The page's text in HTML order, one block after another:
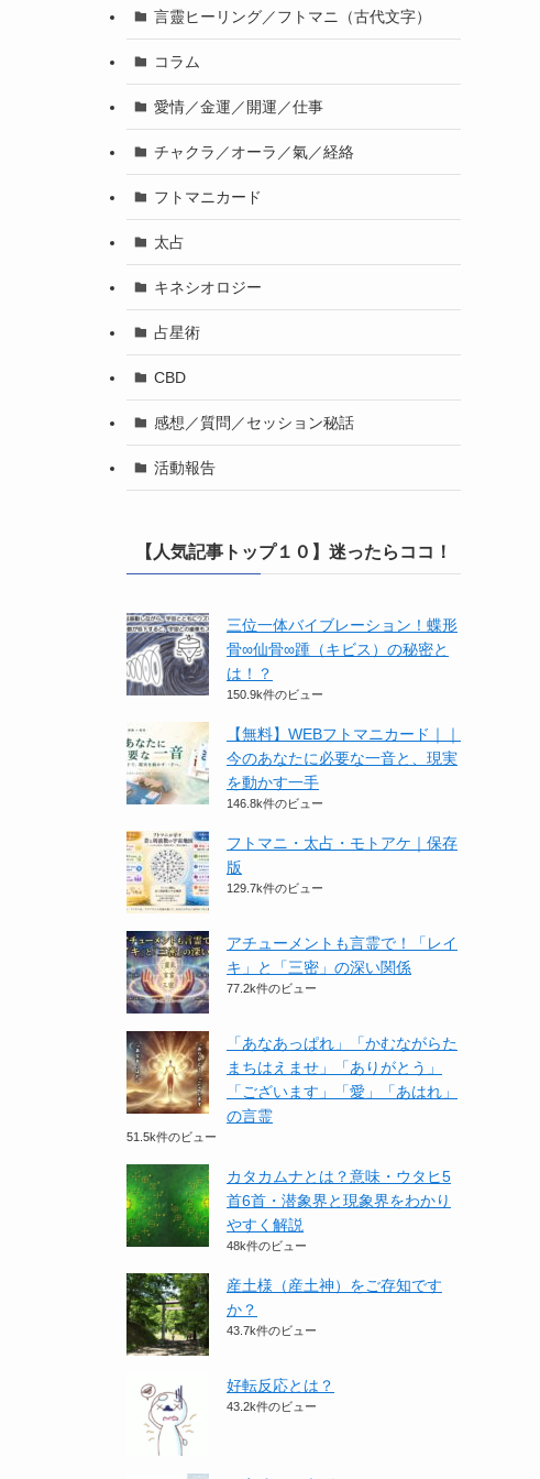
言靈ヒーリング／フトマニ（古代文字）
コラム
愛情／金運／開運／仕事
チャクラ／オーラ／氣／経絡
フトマニカード
太占
キネシオロジー
占星術
CBD
感想／質問／セッション秘話
活動報告
【人気記事トップ１０】迷ったらココ！
三位一体バイブレーション！蝶形
骨∞仙骨∞踵（キビス）の秘密と
は！？
150.9k件のビュー
【無料】WEBフトマニカード｜｜
今のあなたに必要な一音と、現実
を動かす一手
146.8k件のビュー
フトマニ・太占・モトアケ｜保存
版
129.7k件のビュー
アチューメントも言霊で！「レイ
キ」と「三密」の深い関係
77.2k件のビュー
「あなあっぱれ」「かむながらた
まちはえませ」「ありがとう」
「ございます」「愛」「あはれ」
の言霊
51.5k件のビュー
カタカムナとは？意味・ウタヒ5
首6首・潜象界と現象界をわかり
やすく解説
48k件のビュー
産土様（産土神）をご存知です
か？
43.7k件のビュー
好転反応とは？
43.2k件のビュー